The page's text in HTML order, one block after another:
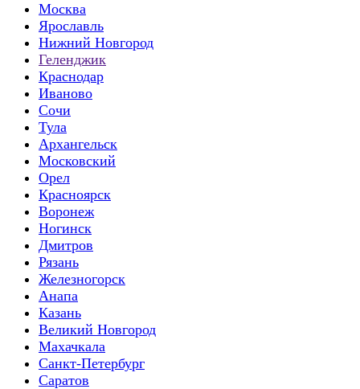
Москва
Ярославль
Нижний Новгород
Геленджик
Краснодар
Иваново
Сочи
Тула
Архангельск
Московский
Орел
Красноярск
Воронеж
Ногинск
Дмитров
Рязань
Железногорск
Анапа
Казань
Великий Новгород
Махачкала
Санкт-Петербург
Саратов